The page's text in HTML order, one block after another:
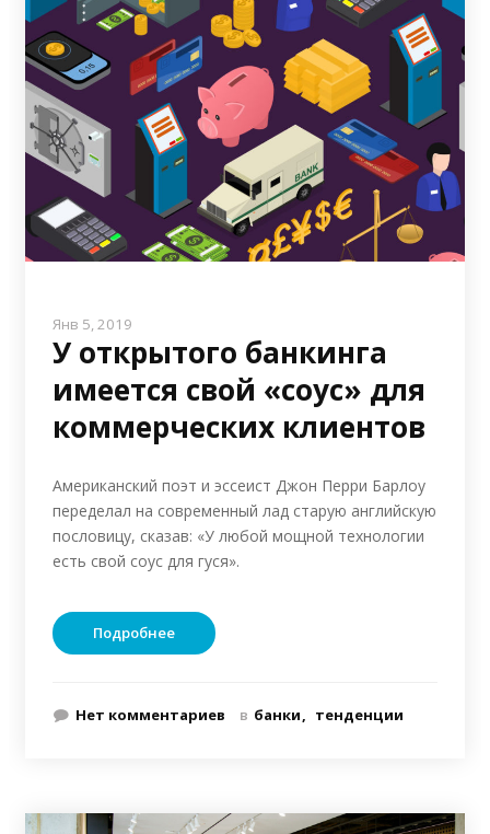
Янв 5, 2019
У открытого банкинга
имеется свой «соус» для
коммерческих клиентов
Американский поэт и эссеист Джон Перри Барлоу
переделал на современный лад старую английскую
пословицу, сказав: «У любой мощной технологии
есть свой соус для гуся».
Подробнее
Нет комментариев в банки тенденции